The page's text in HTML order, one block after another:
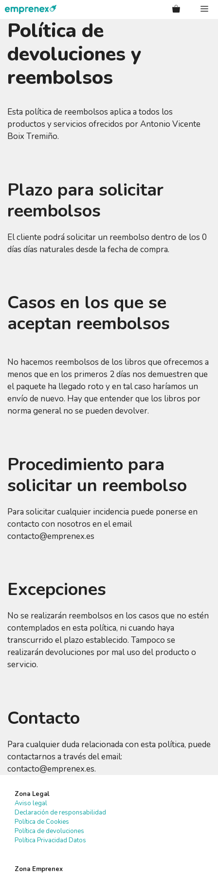
Saltar
contenido
Política de
devoluciones y
reembolsos
Esta política de reembolsos aplica a todos los
productos y servicios ofrecidos por Antonio Vicente
Boix Tremiño.
Plazo para solicitar
reembolsos
El cliente podrá solicitar un reembolso dentro de los 0
días días naturales desde la fecha de compra.
Casos en los que se
aceptan reembolsos
No hacemos reembolsos de los libros que ofrecemos a
menos que en los primeros 2 días nos demuestren que
el paquete ha llegado roto y en tal caso haríamos un
envío de nuevo. Hay que entender que los libros por
norma general no se pueden devolver.
Procedimiento para
solicitar un reembolso
Para solicitar cualquier incidencia puede ponerse en
contacto con nosotros en el email
contacto@emprenex.es
Excepciones
No se realizarán reembolsos en los casos que no estén
contemplados en esta política, ni cuando haya
transcurrido el plazo establecido. Tampoco se
realizarán devoluciones por mal uso del producto o
servicio.
Contacto
Para cualquier duda relacionada con esta política, puede
contactarnos a través del email:
contacto@emprenex.es.
Zona Legal
Aviso legal
Declaración de responsabilidad
Política de Cookies
Política de devoluciones
Política Privacidad Datos
Zona Emprenex